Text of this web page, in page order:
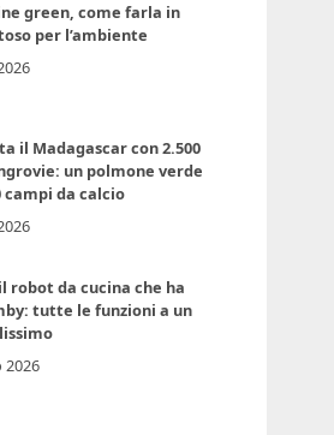
green, come farla in
per l’ambiente
il Madagascar con 2.500
un polmone verde
campi da calcio
robot da cucina che ha
tutte le funzioni a un
2026